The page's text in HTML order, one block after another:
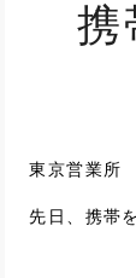
携
東京営業所
先日、携帯